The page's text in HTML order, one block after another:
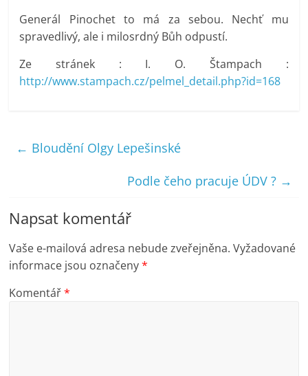
Generál Pinochet to má za sebou. Nechť mu
spravedlivý, ale i milosrdný Bůh odpustí.
Ze stránek : I. O. Štampach :
http://www.stampach.cz/pelmel_detail.php?id=168
← Bloudění Olgy Lepešinské
Podle čeho pracuje ÚDV ? →
Napsat komentář
Vaše e-mailová adresa nebude zveřejněna. Vyžadované
informace jsou označeny*
Komentář*